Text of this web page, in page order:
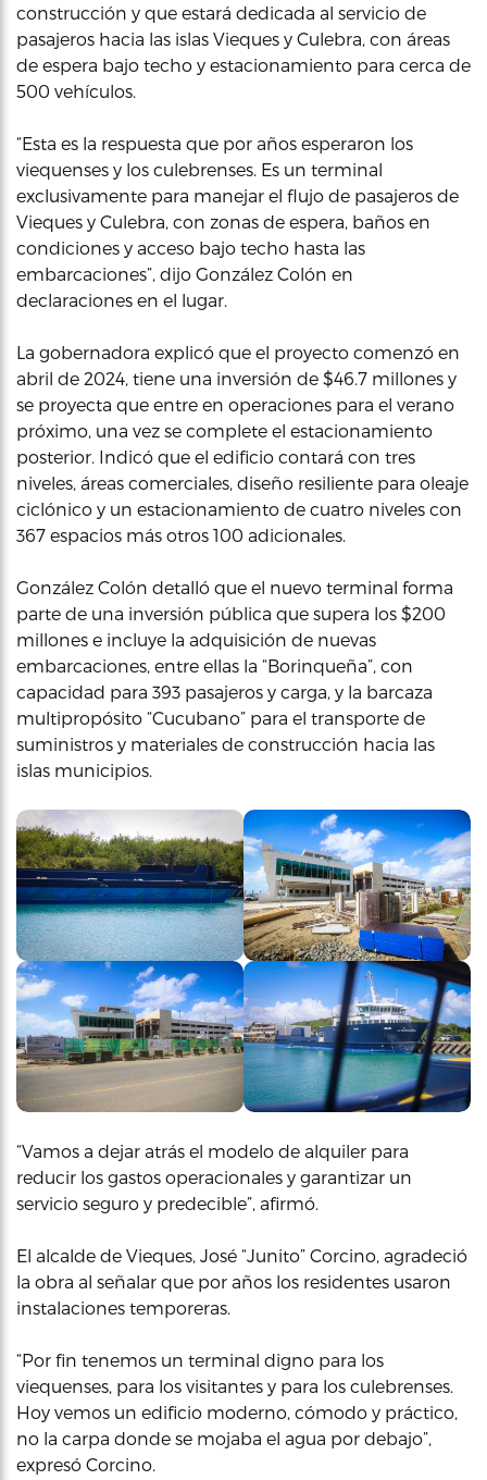
construcción y que estará dedicada al servicio de
pasajeros hacia las islas Vieques y Culebra, con áreas
de espera bajo techo y estacionamiento para cerca de
500 vehículos.
“Esta es la respuesta que por años esperaron los
viequenses y los culebrenses. Es un terminal
exclusivamente para manejar el flujo de pasajeros de
Vieques y Culebra, con zonas de espera, baños en
condiciones y acceso bajo techo hasta las
embarcaciones”, dijo González Colón en
declaraciones en el lugar.
La gobernadora explicó que el proyecto comenzó en
abril de 2024, tiene una inversión de $46.7 millones y
se proyecta que entre en operaciones para el verano
próximo, una vez se complete el estacionamiento
posterior. Indicó que el edificio contará con tres
niveles, áreas comerciales, diseño resiliente para oleaje
ciclónico y un estacionamiento de cuatro niveles con
367 espacios más otros 100 adicionales.
González Colón detalló que el nuevo terminal forma
parte de una inversión pública que supera los $200
millones e incluye la adquisición de nuevas
embarcaciones, entre ellas la “Borinqueña”, con
capacidad para 393 pasajeros y carga, y la barcaza
multipropósito “Cucubano” para el transporte de
suministros y materiales de construcción hacia las
islas municipios.
“Vamos a dejar atrás el modelo de alquiler para
reducir los gastos operacionales y garantizar un
servicio seguro y predecible”, afirmó.
El alcalde de Vieques, José “Junito” Corcino, agradeció
la obra al señalar que por años los residentes usaron
instalaciones temporeras.
“Por fin tenemos un terminal digno para los
viequenses, para los visitantes y para los culebrenses.
Hoy vemos un edificio moderno, cómodo y práctico,
no la carpa donde se mojaba el agua por debajo”,
expresó Corcino.